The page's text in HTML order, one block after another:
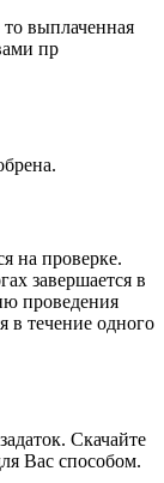
то выплаченная
пр
на проверке.
завершается в
проведения
в течение одного
Скачайте
Вас способом.